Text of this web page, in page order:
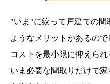
"いま"に絞って戸建ての
ようなメリットがあるので
コストを最小限に抑えられ
いま必要な間取りだけで